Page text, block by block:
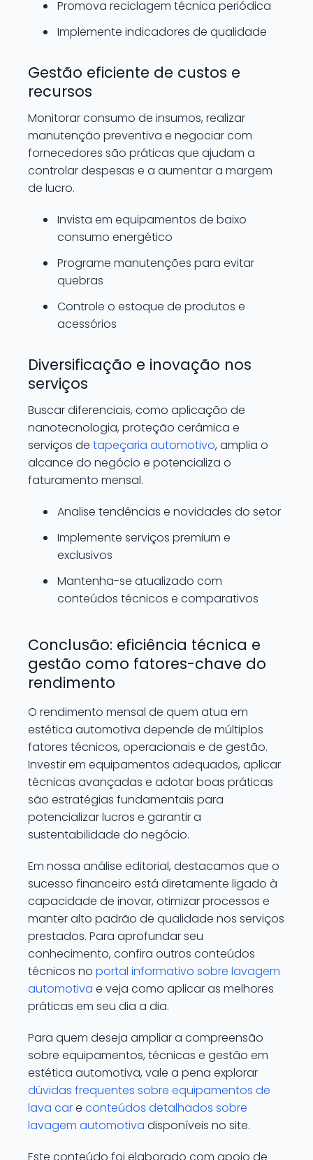
Promova reciclagem técnica periódica
Implemente indicadores de qualidade
Gestão eficiente de custos e
recursos
Monitorar consumo de insumos, realizar
manutenção preventiva e negociar com
fornecedores são práticas que ajudam a
controlar despesas e a aumentar a margem
de lucro.
Invista em equipamentos de baixo
consumo energético
Programe manutenções para evitar
quebras
Controle o estoque de produtos e
acessórios
Diversificação e inovação nos
serviços
Buscar diferenciais, como aplicação de
nanotecnologia, proteção cerâmica e
serviços de tapeçaria automotivo, amplia o
alcance do negócio e potencializa o
faturamento mensal.
Analise tendências e novidades do setor
Implemente serviços premium e
exclusivos
Mantenha-se atualizado com
conteúdos técnicos e comparativos
Conclusão: eficiência técnica e
gestão como fatores-chave do
rendimento
O rendimento mensal de quem atua em
estética automotiva depende de múltiplos
fatores técnicos, operacionais e de gestão.
Investir em equipamentos adequados, aplicar
técnicas avançadas e adotar boas práticas
são estratégias fundamentais para
potencializar lucros e garantir a
sustentabilidade do negócio.
Em nossa análise editorial, destacamos que o
sucesso financeiro está diretamente ligado à
capacidade de inovar, otimizar processos e
manter alto padrão de qualidade nos serviços
prestados. Para aprofundar seu
conhecimento, confira outros conteúdos
técnicos no portal informativo sobre lavagem
automotiva e veja como aplicar as melhores
práticas em seu dia a dia.
Para quem deseja ampliar a compreensão
sobre equipamentos, técnicas e gestão em
estética automotiva, vale a pena explorar
dúvidas frequentes sobre equipamentos de
lava care conteúdos detalhados sobre
lavagem automotiva disponíveis no site.